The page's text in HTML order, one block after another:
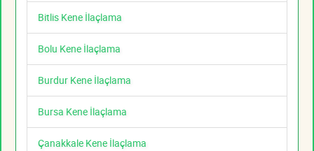
Bitlis Kene İlaçlama
Bolu Kene İlaçlama
Burdur Kene İlaçlama
Bursa Kene İlaçlama
Çanakkale Kene İlaçlama